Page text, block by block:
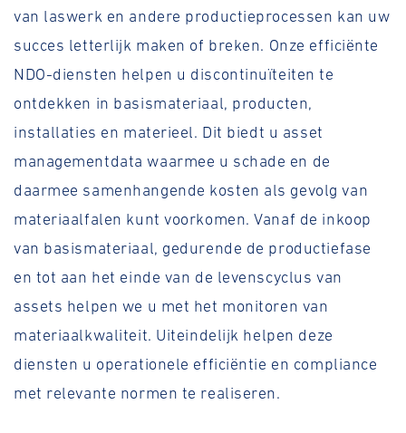
van laswerk en andere productieprocessen kan uw
succes letterlijk maken of breken. Onze efficiënte
NDO-diensten helpen u discontinuïteiten te
ontdekken in basismateriaal, producten,
installaties en materieel. Dit biedt u asset
managementdata waarmee u schade en de
daarmee samenhangende kosten als gevolg van
materiaalfalen kunt voorkomen. Vanaf de inkoop
van basismateriaal, gedurende de productiefase
en tot aan het einde van de levenscyclus van
assets helpen we u met het monitoren van
materiaalkwaliteit. Uiteindelijk helpen deze
diensten u operationele efficiëntie en compliance
met relevante normen te realiseren.